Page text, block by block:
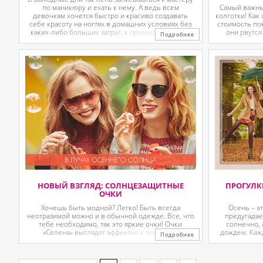
по маникюру и ехать к нему. А ведь всем
девочкам хочется быстро и красиво создавать
себе красоту на ногтях в домашних условиях без
каких-либо больших затрат, к примеру покупать
базу, топ или наносить по несколько слоев лака. ...
Подробнее
Самый
колготки!
стоимость
они
видном
их
НОВЫЙ ВЗГЛЯД: СОЛНЦЕЗАЩИТНЫЕ
ОЧКИ
Хочешь быть модной? Легко! Быть всегда
неотразимой можно и в обычной одежде. Все, что
тебе необходимо, так это яркие очки! Очки
«Селена» выглядят эффектно с помощью
необычных цветовых оттенков в оправе. Форма
классический вариант, что ...
Подробнее
Осень –
солнечно,
дождем.